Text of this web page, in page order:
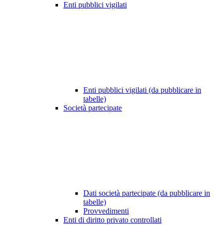
Enti pubblici vigilati
Enti pubblici vigilati (da pubblicare in
tabelle)
Società partecipate
Dati società partecipate (da pubblicare in
tabelle)
Provvedimenti
Enti di diritto privato controllati